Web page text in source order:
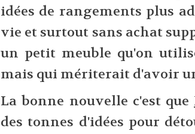
idées de rangements plus
vie et surtout sans achat
un petit meuble qu'on
mais qui mériterait d'avoir
La bonne nouvelle c'est que
des tonnes d'idées pour